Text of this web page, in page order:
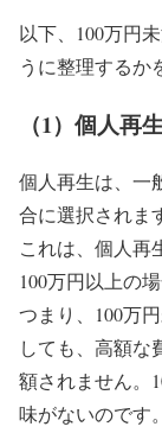
以下、100万円
うに整理するか
（1）個人再
個人再生は、一
合に選択されま
これは、個人再
100万円以上の
つまり、100万
しても、高額な
額されません。
味がないのです。